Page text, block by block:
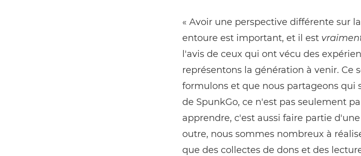
« Avoir une perspective différente sur
entoure est important, et il est
l'avis de ceux qui ont vécu des
représentons la génération à venir. Ce
formulons et que nous partageons qui
de SpunkGo, ce n'est pas seulement
apprendre, c'est aussi faire partie
outre, nous sommes nombreux à
que des collectes de dons et des